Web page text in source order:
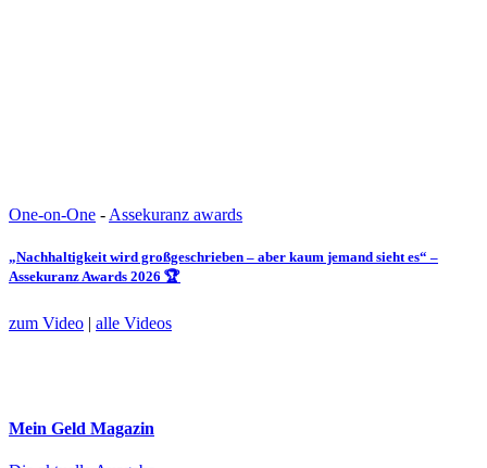
One-on-One - Assekuranz awards
„Nachhaltigkeit wird großgeschrieben – aber kaum jemand sieht es“ –
Assekuranz Awards 2026 🏆
zum Video | alle Videos
Mein Geld Magazin